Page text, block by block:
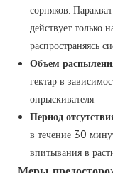
сорняков.
действует только
распространяясь
Объем
гектар в
опрыскивателя.
Период
в течение 30
впитывания в